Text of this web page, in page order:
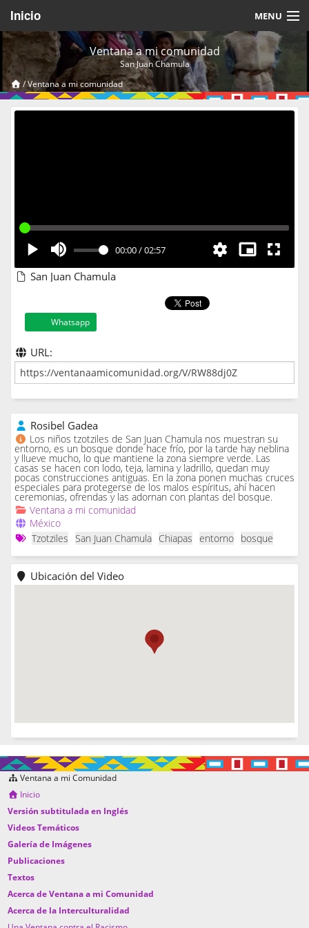
Inicio MENU
Acerca de
Videos Temáticos
Cerrar Sesión
Ventana a mi comunidad
San Juan Chamula
/Ventana a mi comunidad
00:00/02:57
San Juan Chamula
Whatsapp
URL:
Rosibel Gadea
Los niños tzotziles de San Juan Chamula nos muestran su
entorno, es un bosque donde hace frío, por la tarde hay neblina
y llueve mucho, lo que mantiene la zona siempre verde. Las
casas se hacen con lodo, teja, lamina y ladrillo, quedan muy
pocas construcciones antiguas. En la zona ponen muchas cruces
especiales para protegerse de los malos espíritus, ahí hacen
ceremonias, ofrendas y las adornan con plantas del bosque.
Ventana a mi comunidad
México
Tzotziles
San Juan Chamula Chiapas entorno bosque
Ubicación del Video
Ventana a mi Comunidad
Inicio
Versión subtitulada en Inglés
Videos Temáticos
Galería de Imágenes
Publicaciones
Textos
Acerca de Ventana a mi Comunidad
Acerca de la Interculturalidad